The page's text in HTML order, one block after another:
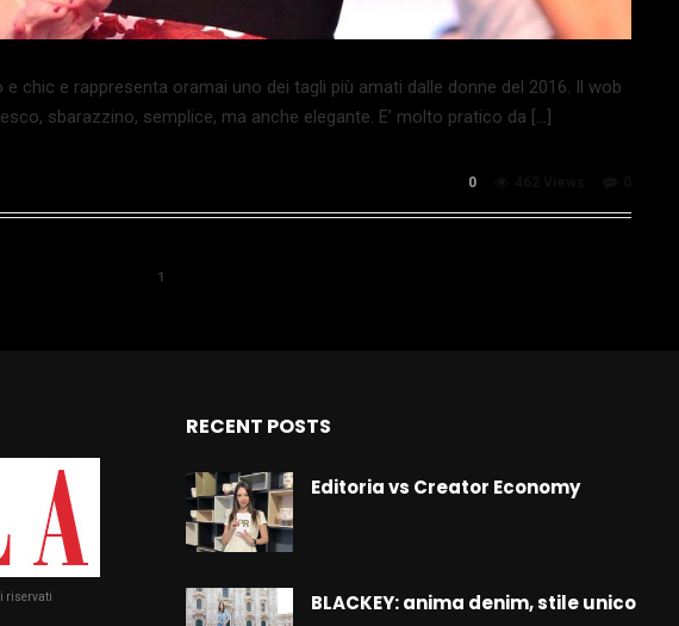
chic e rappresenta oramai uno dei tagli più amati dalle donne del 2016. Il wob
sbarazzino, semplice, ma anche elegante. E’ molto pratico da […]
0
1
riservati
RECENT POSTS
Editoria vs Creator Economy
BLACKEY: anima denim, stile unico